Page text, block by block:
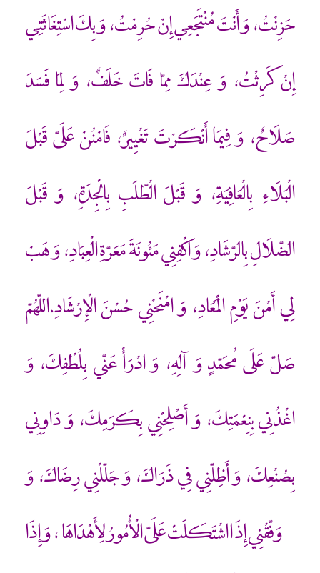
حَزِنْتُ، وَ أَنْتَ مُنْتَجَعِي إِنْ حُرِمْتُ، وَ بِكَ اسْتِغَاثَتِي
إِنْ كَرِثْتُ، وَ عِنْدَكَ مِمّا فَاتَ خَلَفٌ، وَ لِمَا فَسَدَ
صَلَاحٌ، وَ فِيمَا أَنْكَرْتَ تَغْيِيرٌ، فَامْنُنْ عَلَيّ قَبْلَ
الْبَلَاءِ بِالْعَافِيَةِ، وَ قَبْلَ الْطّلَبِ بِالْجِدَةِ، وَ قَبْلَ
الضّلَالِ بِالرّشَادِ، وَ اكْفِنِي مَئُونَةَ مَعَرّةِ الْعِبَادِ، وَ هَبْ
لِي أَمْنَ يَوْمِ الْمَعَادِ، وَ امْنَحْنِي حُسْنَ الْإِرْشَادِ.اللّهُمّ
صَلّ عَلَى مُحَمّدٍ وَ آلِهِ، وَ ادْرَأْ عَنّي بِلُطْفِكَ، وَ
اغْذُنِي بِنِعْمَتِكَ، وَ أَصْلِحْنِي بِكَرَمِكَ، وَ دَاوِنِي
بِصُنْعِكَ، وَ أَظِلّنِي فِي ذَرَاكَ، وَ جَلّلْنِي رِضَاكَ، وَ
وَفّقْنِي إِذَا اشْتَكَلَتْ عَلَيّ الْأُمُورُ لِأَهْدَاهَا، وَ إِذَا